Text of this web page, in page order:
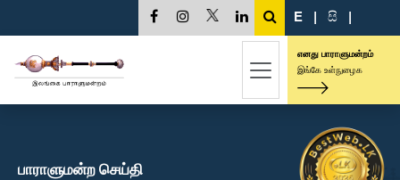
E | සි |
எனது பாராளுமன்றம்
இங்கே உள்நுழைக
பாராளுமன்ற செய்தி